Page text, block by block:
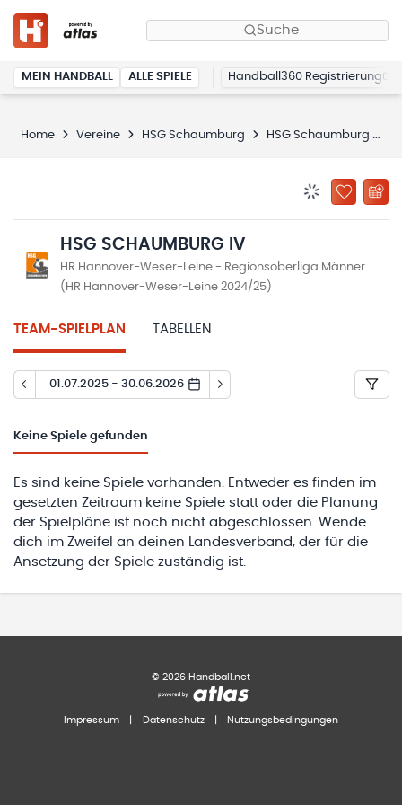
Suche
MEIN HANDBALL ALLE SPIELE Handball360 Registrierung
Home Vereine HSG Schaumburg HSG Schaumburg IV
ZU
HSG SCHAUMBURG IV
HR Hannover-Weser-Leine - Regionsoberliga Männer
(HR Hannover-Weser-Leine 2024/25)
TEAM-SPIELPLAN TABELLEN
01.07.2025 - 30.06.2026
Keine Spiele gefunden
Es sind keine Spiele vorhanden. Entweder es finden im
gesetzten Zeitraum keine Spiele statt oder die Planung
der Spielpläne ist noch nicht abgeschlossen. Wende
dich im Zweifel an deinen Landesverband, der für die
Ansetzung der Spiele zuständig ist.
© 2026 Handball.net
Impressum Datenschutz Nutzungsbedingungen